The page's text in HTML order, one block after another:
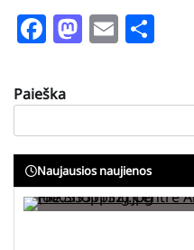
Facebook
Email
Paieška
Naujausios naujienos